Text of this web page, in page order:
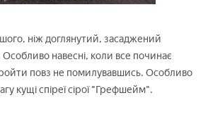
ніж доглянутий, засаджений
Особливо навесні, коли все починає
повз не помилувавшись. Особливо
кущі спіреї сірої "Грефшейм".